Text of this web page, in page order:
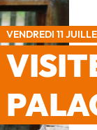
VENDREDI 11